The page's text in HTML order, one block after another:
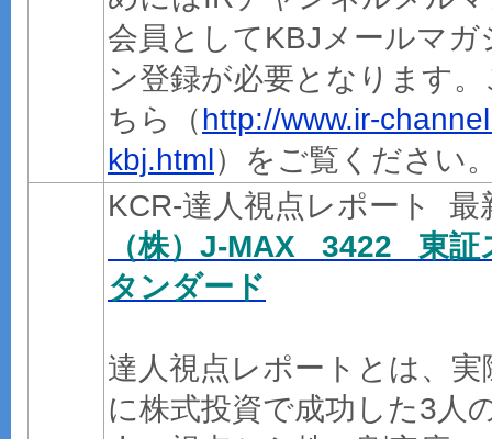
会員としてKBJメールマガ
ン登録が必要となります。
ちら（http://www.ir-
kbj.html）をご覧ください
KCR-達人視点レポート
（株）J-MAX 3422 東証
タンダード
達人視点レポートとは、実
に株式投資で成功した3人